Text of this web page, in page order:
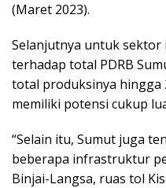
(Maret 2023).
Selanjutnya untuk
terhadap total PDRB
total produksinya
memiliki potensi cukup
“Selain itu, Sumut juga
beberapa infrastruktur
Binjai-Langsa, ruas tol